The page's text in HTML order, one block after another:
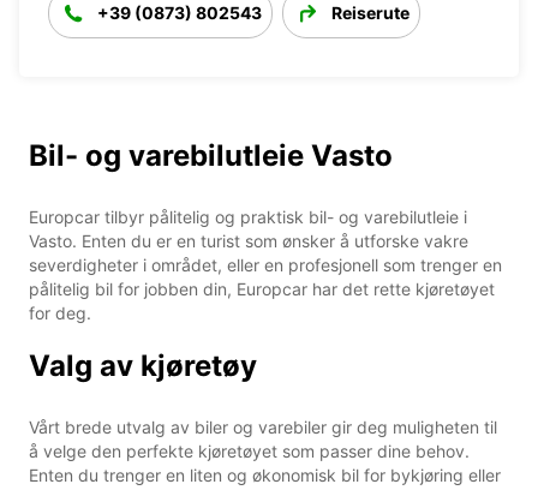
+39 (0873) 802543 Reiserute
Bil- og varebilutleie Vasto
Europcar tilbyr pålitelig og praktisk bil- og varebilutleie i
Vasto. Enten du er en turist som ønsker å utforske vakre
severdigheter i området, eller en profesjonell som trenger en
pålitelig bil for jobben din, Europcar har det rette kjøretøyet
for deg.
Valg av kjøretøy
Vårt brede utvalg av biler og varebiler gir deg muligheten til
å velge den perfekte kjøretøyet som passer dine behov.
Enten du trenger en liten og økonomisk bil for bykjøring eller